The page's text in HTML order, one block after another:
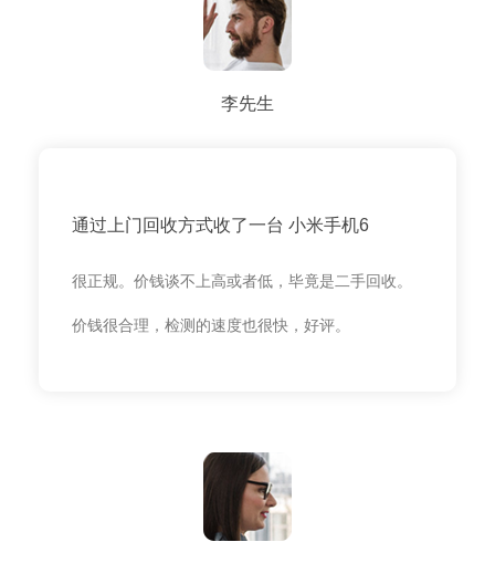
李先生
通过上门回收方式收了一台 小米手机6
很正规。价钱谈不上高或者低，毕竟是二手回收。
价钱很合理，检测的速度也很快，好评。